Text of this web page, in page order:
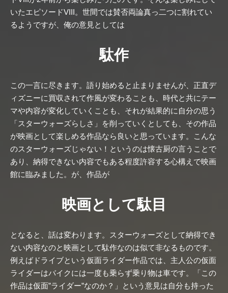
いたエピソードVIII。世間では賛否両論真っ二つに割れてい
るようですが、俺の意見としては
駄作
この一言に尽きます。語り始めると止まりませんが、正直デ
ィズニーに買収されて作風が変わることも、時代と共にテー
マや内容が変化していくことも、それが結果的に自分の思う
「スターウォーズらしさ」を削っていくとしても、その作品
が映画として楽しめる作品なら良いと思っています。こんな
のスターウォーズじゃない！というのは懐古厨の言うことで
あり、納得できない内容でもある程度許容する心構えで映画
館に臨みました。が、作品が
映画として駄目
となると、話は変わります。スターウォーズとして納得でき
ない内容なのと映画として駄作なのは似て非なるものです。
例えばドライブという仮面ライダー作品では、主人公の仮面
ライダーはバイクには一度も乗らず乗り物は車です。「この
作品は仮面”ライダー”なのか？」という意見は自分も持った